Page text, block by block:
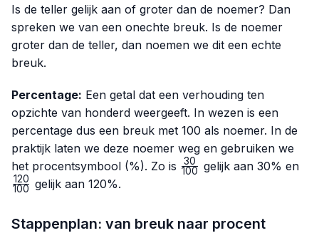
Is de teller gelijk aan of groter dan de noemer? Dan
spreken we van een onechte breuk. Is de noemer
groter dan de teller, dan noemen we dit een echte
breuk.
Percentage: Een getal dat een verhouding ten
opzichte van honderd weergeeft. In wezen is een
percentage dus een breuk met 100 als noemer. In de
praktijk laten we deze noemer weg en gebruiken we
het procentsymbool (%). Zo is \frac{30}
100
30 gelijk aan 30% en
100
120 gelijk aan 120%.
Stappenplan: van breuk naar procent